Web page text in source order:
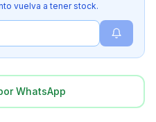
vuelva a tener stock.
WhatsApp